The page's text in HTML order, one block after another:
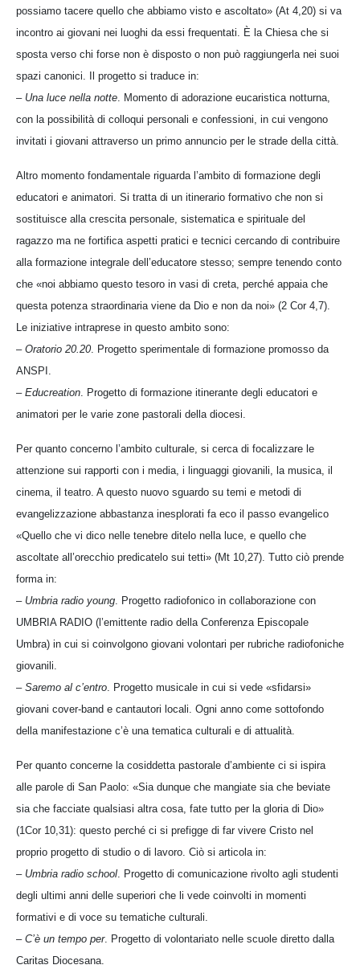
possiamo tacere quello che abbiamo visto e ascoltato» (At 4,20) si va
incontro ai giovani nei luoghi da essi frequentati. È la Chiesa che si
sposta verso chi forse non è disposto o non può raggiungerla nei suoi
spazi canonici. Il progetto si traduce in:
–Una luce nella notte . Momento di adorazione eucaristica notturna,
con la possibilità di colloqui personali e confessioni, in cui vengono
invitati i giovani attraverso un primo annuncio per le strade della città.
Altro momento fondamentale riguarda l’ambito di formazione degli
educatori e animatori. Si tratta di un itinerario formativo che non si
sostituisce alla crescita personale, sistematica e spirituale del
ragazzo ma ne fortifica aspetti pratici e tecnici cercando di contribuire
alla formazione integrale dell’educatore stesso; sempre tenendo conto
che «noi abbiamo questo tesoro in vasi di creta, perché appaia che
questa potenza straordinaria viene da Dio e non da noi» (2 Cor 4,7).
Le iniziative intraprese in questo ambito sono:
– Oratorio 20.20 . Progetto sperimentale di formazione promosso da
ANSPI.
– Educreation . Progetto di formazione itinerante degli educatori e
animatori per le varie zone pastorali della diocesi.
Per quanto concerno l’ambito culturale, si cerca di focalizzare le
attenzione sui rapporti con i media, i linguaggi giovanili, la musica, il
cinema, il teatro. A questo nuovo sguardo su temi e metodi di
evangelizzazione abbastanza inesplorati fa eco il passo evangelico
«Quello che vi dico nelle tenebre ditelo nella luce, e quello che
ascoltate all’orecchio predicatelo sui tetti» (Mt 10,27). Tutto ciò prende
forma in:
– Umbria radio young . Progetto radiofonico in collaborazione con
UMBRIA RADIO (l’emittente radio della Conferenza Episcopale
Umbra) in cui si coinvolgono giovani volontari per rubriche radiofoniche
giovanili.
– Saremo al c’entro . Progetto musicale in cui si vede «sfidarsi»
giovani cover-band e cantautori locali. Ogni anno come sottofondo
della manifestazione c’è una tematica culturali e di attualità.
Per quanto concerne la cosiddetta pastorale d’ambiente ci si ispira
alle parole di San Paolo: «Sia dunque che mangiate sia che beviate
sia che facciate qualsiasi altra cosa, fate tutto per la gloria di Dio»
(1Cor 10,31): questo perché ci si prefigge di far vivere Cristo nel
proprio progetto di studio o di lavoro. Ciò si articola in:
– Umbria radio school . Progetto di comunicazione rivolto agli studenti
degli ultimi anni delle superiori che li vede coinvolti in momenti
formativi e di voce su tematiche culturali.
– C’è un tempo per. Progetto di volontariato nelle scuole diretto dalla
Caritas Diocesana.